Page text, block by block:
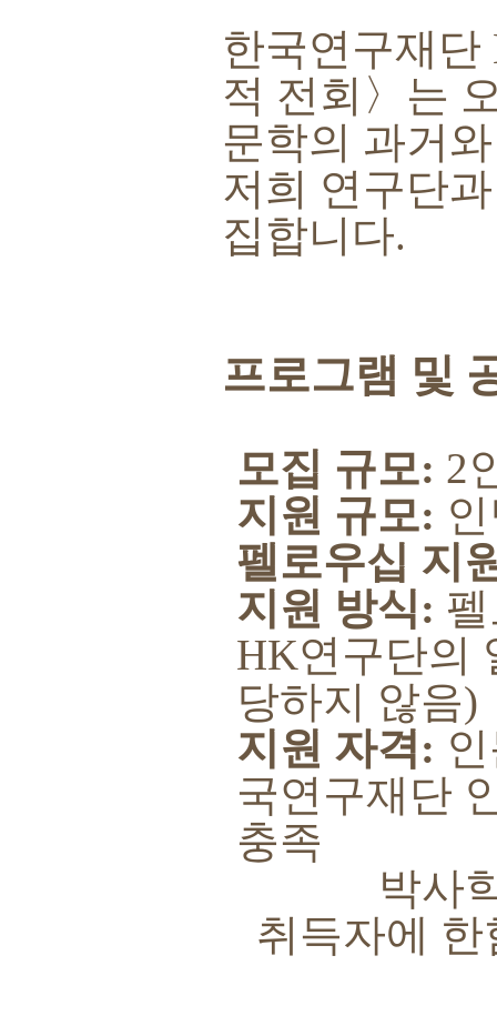
한국연구재단
적 전회 〉 는
문학의 과거
저희 연구단
집합니다.
프로그램 및
모집 규모: 2
지원 규모:
펠로우십 지
지원 방식:
HK연구단의
당하지 않음)
지원 자격:
국연구재단
충족
박사학
취득자에 한